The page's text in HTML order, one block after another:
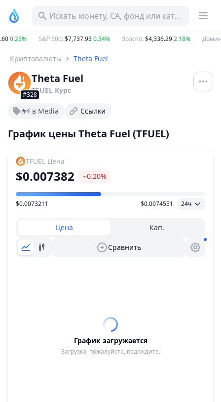
Искать монету, CA, фонд или категорию
0.23% S&P 500:$7,737.930.34% Золото:$4,336.292.18%
Криптовалюты Theta Fuel
#328
Theta Fuel
TFUEL Курс
#4 в Media Ссылки
График цены Theta Fuel (TFUEL)
TFUEL Цена
$0.007382 −0.20%
Ценовой диапазон
$0.0073211 $0.0074551 24ч
Цена Кап.
Сравнить
График загружается
Загрузка, пожалуйста, подождите.